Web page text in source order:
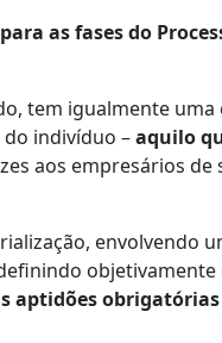
as fases do
tem igualmente
indivíduo –aquilo
aos empresários de
envolvendo
objetivamente
aptidões